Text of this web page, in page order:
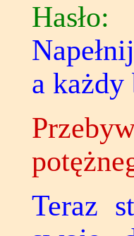
Hasło:
a każdy
Teraz